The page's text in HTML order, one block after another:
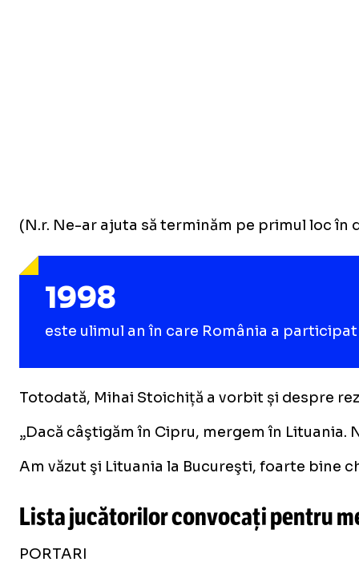
(N.r. Ne-ar ajuta să terminăm pe primul loc în
1998
este ulimul an în care România a
Totodată, Mihai Stoichiță a vorbit și despre
„Dacă câştigăm în Cipru, mergem în Lituania.
Am văzut şi Lituania la Bucureşti, foarte bine
Lista jucătorilor convocați pentru
PORTARI